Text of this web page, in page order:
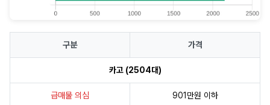
구분 가격
카고 (2504대)
급매물 의심 901만원 이하